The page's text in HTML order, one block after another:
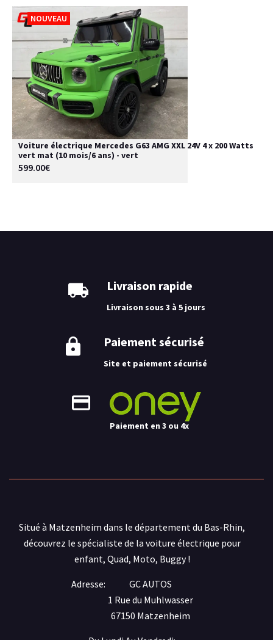
NOUVEAU
Voiture électrique Mercedes G63 AMG XXL 24V 4 x 200 Watts
vert mat (10 mois/6 ans) - vert
599.00€
Livraison rapide
Livraison sous 3 à 5 jours
Paiement sécurisé
Site et paiement sécurisé
Paiement en 3 ou 4x
Situé à Matzenheim dans le département du Bas-Rhin,
découvrez le spécialiste de la voiture électrique pour
enfant, Quad, Moto, Buggy !
Adresse:
GC AUTOS
1 Rue du Muhlwasser
67150 Matzenheim